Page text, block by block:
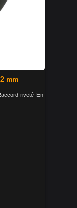
mm
riveté En